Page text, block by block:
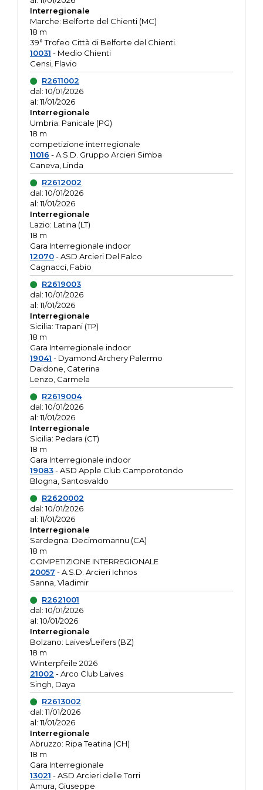
Interregionale
Marche: Belforte del Chienti (MC)
18 m
39° Trofeo Città di Belforte del Chienti.
10031 - Medio Chienti
Censi, Flavio
R2611002
dal: 10/01/2026
al: 11/01/2026
Interregionale
Umbria: Panicale (PG)
18 m
competizione interregionale
11016 - A.S.D. Gruppo Arcieri Simba
Caneva, Linda
R2612002
dal: 10/01/2026
al: 11/01/2026
Interregionale
Lazio: Latina (LT)
18 m
Gara Interregionale indoor
12070- ASD Arcieri Del Falco
Cagnacci, Fabio
R2619003
dal: 10/01/2026
al: 11/01/2026
Interregionale
Sicilia: Trapani (TP)
18 m
Gara Interregionale indoor
19041 - Dyamond Archery Palermo
Daidone, Caterina
Lenzo, Carmela
R2619004
dal: 10/01/2026
al: 11/01/2026
Interregionale
Sicilia: Pedara (CT)
18 m
Gara Interregionale indoor
19083- ASD Apple Club Camporotondo
Blogna, Santosvaldo
R2620002
dal: 10/01/2026
al: 11/01/2026
Interregionale
Sardegna: Decimomannu (CA)
18 m
COMPETIZIONE INTERREGIONALE
20057 - A.S.D. Arcieri Ichnos
Sanna, Vladimir
R2621001
dal: 10/01/2026
al: 10/01/2026
Interregionale
Bolzano: Laives/Leifers (BZ)
18 m
Winterpfeile 2026
21002 - Arco Club Laives
Singh, Daya
R2613002
dal: 11/01/2026
al: 11/01/2026
Interregionale
Abruzzo: Ripa Teatina (CH)
18 m
Gara Interregionale
13021 - ASD Arcieri delle Torri
Amura, Giuseppe